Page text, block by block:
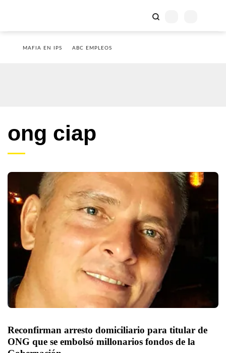
MAFIA EN IPS ABC EMPLEOS
ong ciap
Reconfirman arresto domiciliario para titular de
ONG que se embolsó millonarios fondos de la